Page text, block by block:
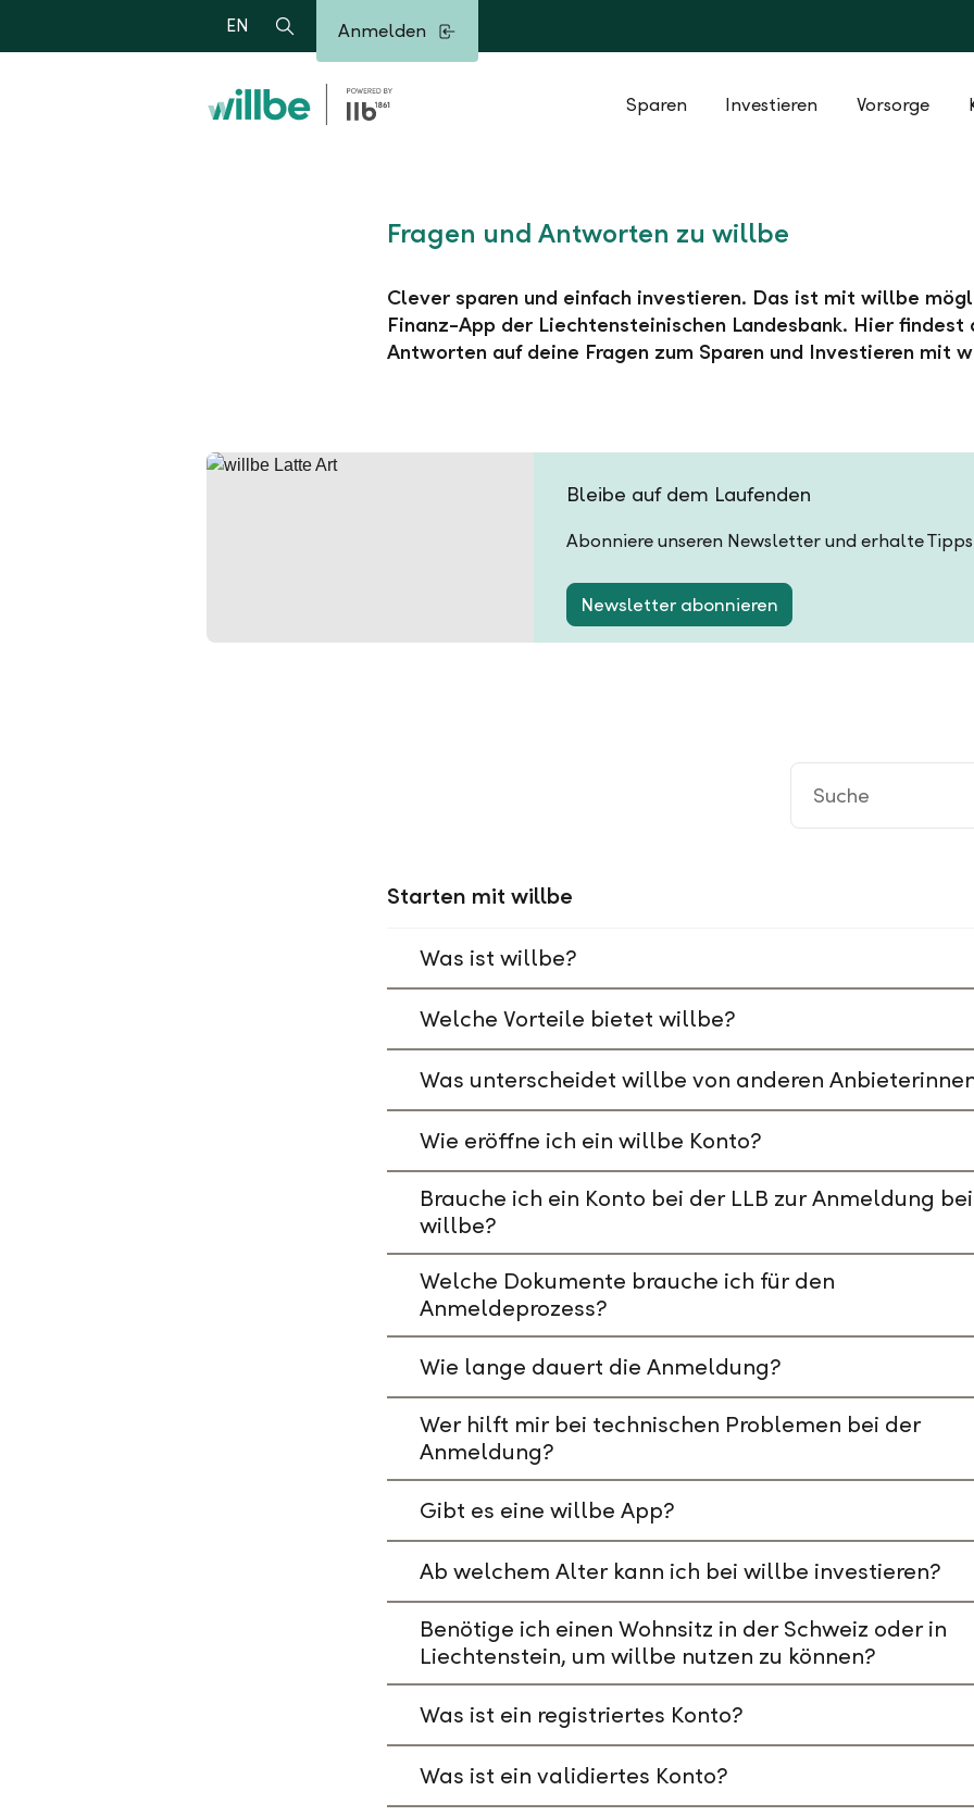
EN Suche Anmelden
Sparen Investieren Vorsorge
Fragen und Antworten zu willbe
Clever sparen und einfach investieren. Das ist mit willbe
Finanz-App der Liechtensteinischen Landesbank. Hier findest
Antworten auf deine Fragen zum Sparen und Investieren mit
Bleibe auf dem Laufenden
Abonniere unseren Newsletter und erhalte
Newsletter abonnieren
Starten mit willbe
Was ist willbe?
Welche Vorteile bietet willbe?
Was unterscheidet willbe von anderen
Wie eröffne ich ein willbe Konto?
Brauche ich ein Konto bei der LLB zur Anmeldung bei
willbe?
Welche Dokumente brauche ich für den
Anmeldeprozess?
Wie lange dauert die Anmeldung?
Wer hilft mir bei technischen Problemen bei der
Anmeldung?
Gibt es eine willbe App?
Ab welchem Alter kann ich bei willbe investieren?
Benötige ich einen Wohnsitz in der Schweiz oder in
Liechtenstein, um willbe nutzen zu können?
Was ist ein registriertes Konto?
Was ist ein validiertes Konto?